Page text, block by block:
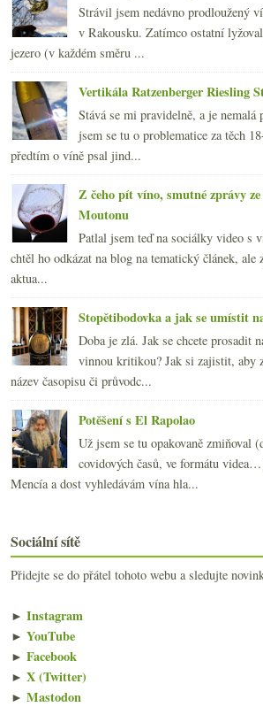
Strávil jsem nedávno prodloužený
v Rakousku. Zatímco ostatní
jezero (v každém směru ...
Vertikála Ratzenberger Riesling
Stává se mi pravidelně, a je nemalá
jsem se tu o problematice za těch
předtím o víně psal jind...
Z čeho pít víno, smutné zprávy
Moutonu
Patlal jsem teď na sociálky video s
chtěl ho odkázat na blog na tematický článek,
aktua...
Stopětibodovka a jak se umístit
Doba je zlá. Jak se chcete prosadit
vinnou kritikou? Jak si zajistit, aby
název časopisu či průvodc...
Potěšení s El Rapolao
Už jsem se tu opakovaně zmiňoval
covidových časů, ve formátu
Mencía a dost vyhledávám vína hla...
Sociální sítě
Přidejte se do přátel tohoto webu a sledujte
► Instagram
► YouTube
► Facebook
► X (Twitter)
► Mastodon